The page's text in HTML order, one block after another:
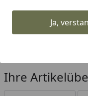
Ja,
Startseite
Design-
Ximax
Ihre